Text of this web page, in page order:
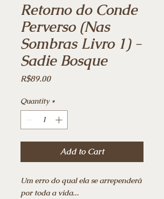
Retorno do Conde
Perverso (Nas
Sombras Livro 1) -
Sadie Bosque
R$89.00Price
Quantity *
Add to Cart
Um erro do qual ela se arrependerá
por toda a vida...